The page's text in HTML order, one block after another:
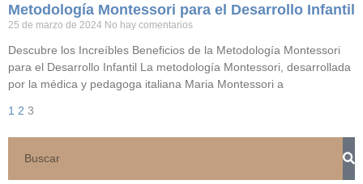
Metodología Montessori para el Desarrollo Infantil
25 de marzo de 2024 No hay comentarios
Descubre los Increíbles Beneficios de la Metodología Montessori
para el Desarrollo Infantil La metodología Montessori, desarrollada
por la médica y pedagoga italiana Maria Montessori a
1 2 3